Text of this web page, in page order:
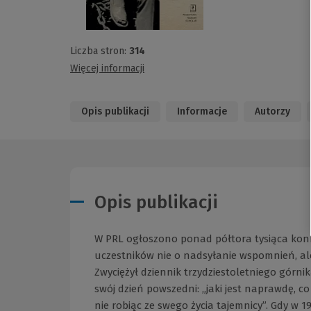
Liczba stron: 314
Więcej informacji
Opis publikacji Informacje Autorzy
Opis publikacji
W PRL ogłoszono ponad półtora tysiąca
uczestników nie o nadsyłanie wspomnień,
Zwyciężył dziennik trzydziestoletniego
swój dzień powszedni: „jaki jest naprawdę,
nie robiąc ze swego życia tajemnicy”. Gdy w